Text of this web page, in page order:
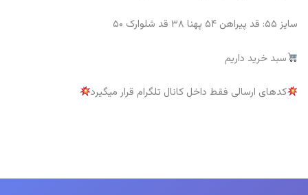
سایز ۵۵: قد پیراهن ۵۴ پهنا ۳۸ قد شلوارک ۵۰
سبد خرید داریم
کدهای ارسالی فقط داخل کانال تلگرام قرار میگیرد